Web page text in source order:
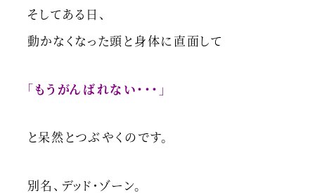
そしてある日、
動かなくなった頭と身体に直面して
「もうがんばれない・・・」
と呆然とつぶやくのです。
別名、デッド・ゾーン。